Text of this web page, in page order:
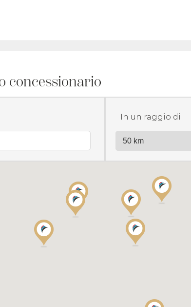
concessionario
In un raggio di